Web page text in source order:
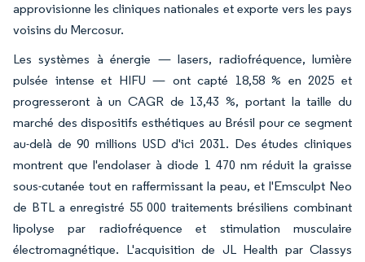
approvisionne les cliniques nationales et exporte vers les pays
voisins du Mercosur.
Les systèmes à énergie — lasers, radiofréquence, lumière
pulsée intense et HIFU — ont capté 18,58 % en 2025 et
progresseront à un CAGR de 13,43 %, portant la taille du
marché des dispositifs esthétiques au Brésil pour ce segment
au-delà de 90 millions USD d'ici 2031. Des études cliniques
montrent que l'endolaser à diode 1 470 nm réduit la graisse
sous-cutanée tout en raffermissant la peau, et l'Emsculpt Neo
de BTL a enregistré 55 000 traitements brésiliens combinant
lipolyse par radiofréquence et stimulation musculaire
électromagnétique. L'acquisition de JL Health par Classys